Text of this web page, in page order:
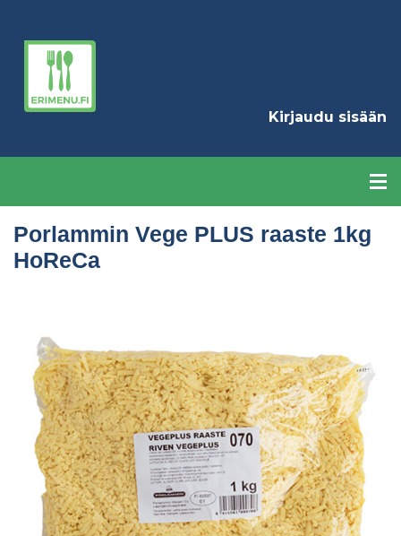
Kirjaudu sisään
Porlammin Vege PLUS raaste 1kg
HoReCa